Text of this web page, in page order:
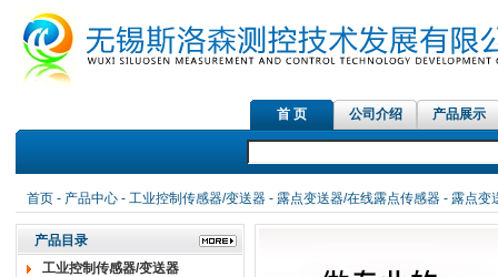
首 页 公司介绍 产品展示
首页- 产品中心- 工业控制传感器/变送器- 露点变送器/在线露点传感器- 露点变
产品目录
工业控制传感器/变送器